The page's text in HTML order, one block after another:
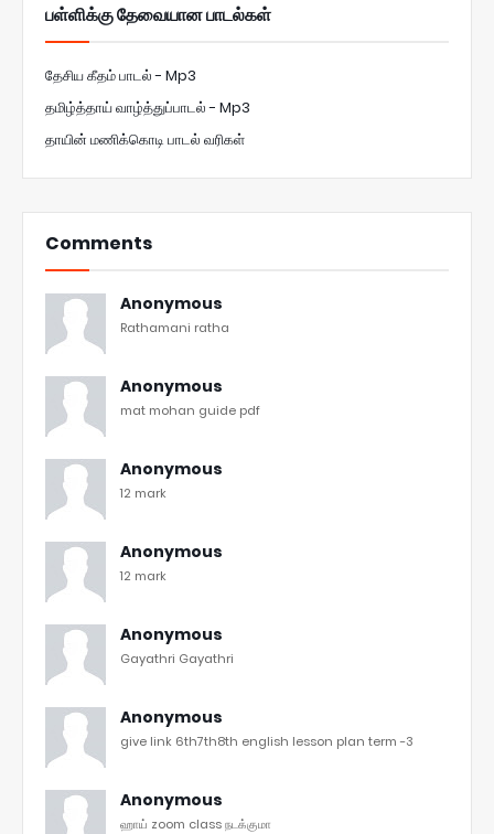
பள்ளிக்கு தேவையான பாடல்கள்
தேசிய கீதம் பாடல் - Mp3
தமிழ்த்தாய் வாழ்த்துப்பாடல் - Mp3
தாயின் மணிக்கொடி பாடல் வரிகள்
Comments
Anonymous
Rathamani ratha
Anonymous
mat mohan guide pdf
Anonymous
12 mark
Anonymous
12 mark
Anonymous
Gayathri Gayathri
Anonymous
give link 6th7th8th english lesson plan term -3
Anonymous
ஹாய் zoom class நடக்குமா